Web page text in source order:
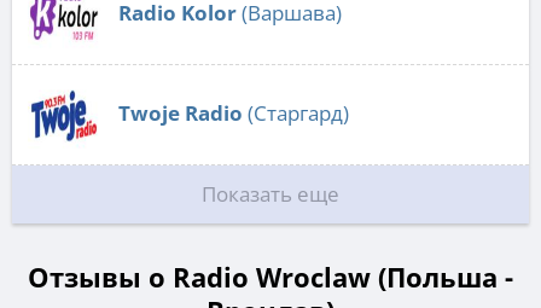
Radio Kolor(Варшава)
Twoje Radio (Старгард)
Показать еще
Отзывы о Radio Wroclaw (Польша -